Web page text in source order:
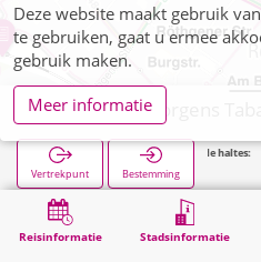
Reisinformatie Stadsinformatie
Vertrekpunt Bestemming
Volgende haltes:
Mobiliteit Verkoop van tickets
Deze website maakt gebruik
te gebruiken, gaat u ermee
gebruik maken.
Meer informatie